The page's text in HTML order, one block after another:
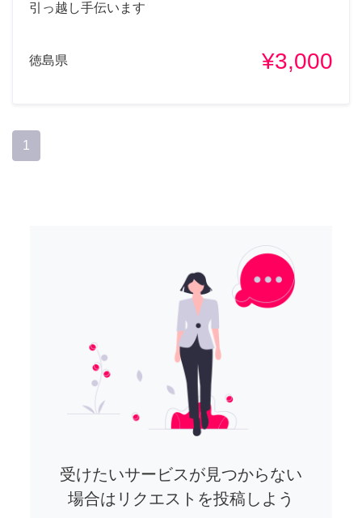
引っ越し手伝います
徳島県 ¥3,000
1
受けたいサービスが見つからない
場合はリクエストを投稿しよう